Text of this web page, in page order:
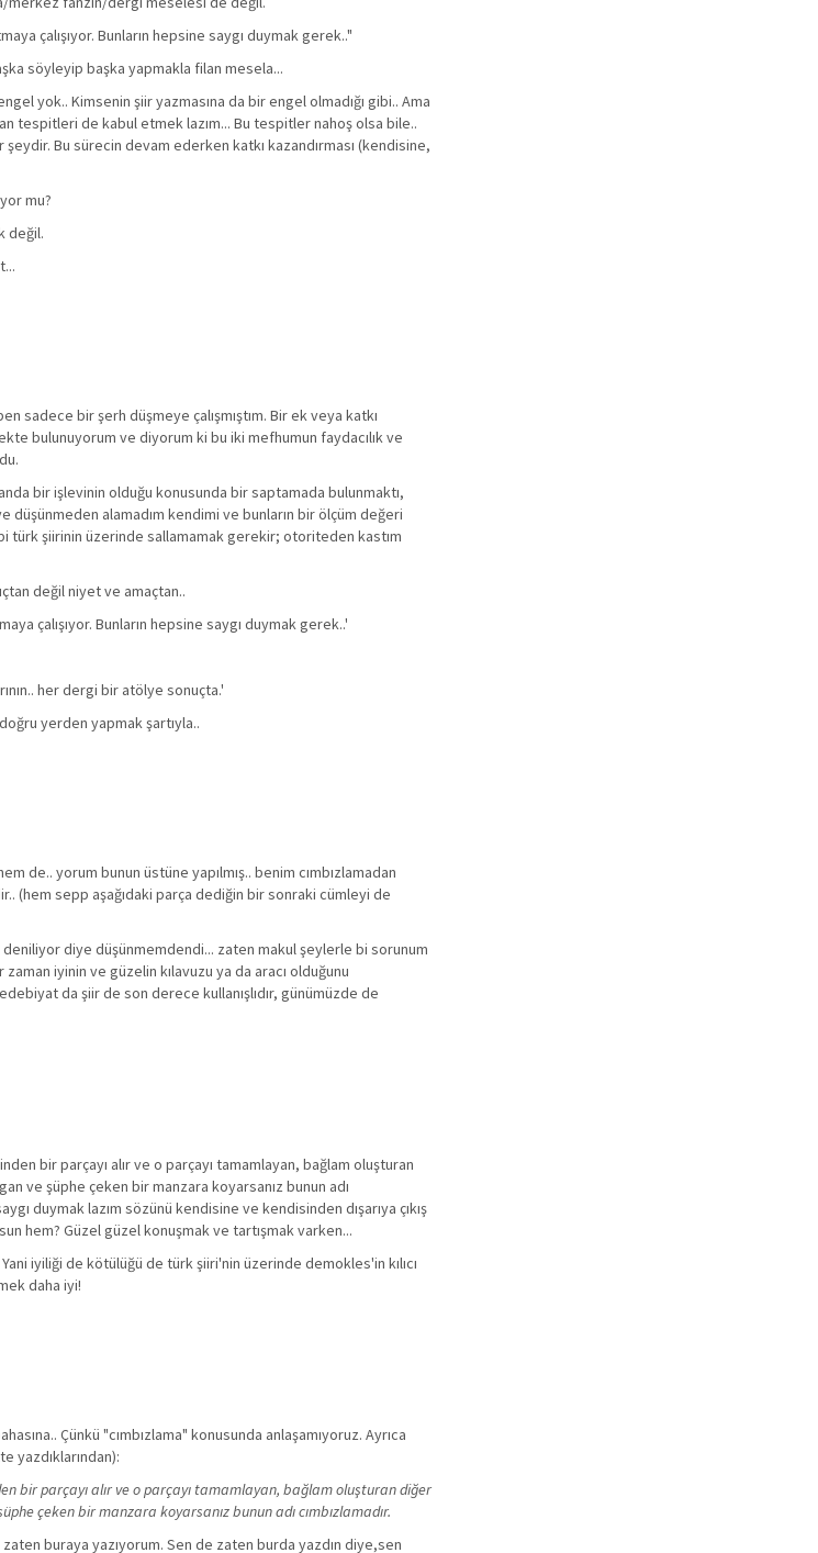
çalışıyor. Bunların hepsine saygı duymak gerek.."
söyleyip başka yapmakla filan mesela...
yok.. Kimsenin şiir yazmasına da bir engel olmadığı gibi.. Ama
tespitleri de kabul etmek lazım... Bu tespitler nahoş olsa bile..
Bu sürecin devam ederken katkı kazandırması (kendisine,
mu?
değil.
sadece bir şerh düşmeye çalışmıştım. Bir ek veya katkı
bulunuyorum ve diyorum ki bu iki mefhumun faydacılık ve
bir işlevinin olduğu konusunda bir saptamada bulunmaktı,
alamadım kendimi ve bunların bir ölçüm değeri
türk şiirinin üzerinde sallamamak gerekir; otoriteden kastım
değil niyet ve amaçtan..
çalışıyor. Bunların hepsine saygı duymak gerek..'
her dergi bir atölye sonuçta.'
yerden yapmak şartıyla..
de.. yorum bunun üstüne yapılmış.. benim cımbızlamadan
(hem sepp aşağıdaki parça dediğin bir sonraki cümleyi de
deniliyor diye düşünmemdendi... zaten makul şeylerle bi sorunum
iyinin ve güzelin kılavuzu ya da aracı olduğunu
da şiir de son derece kullanışlıdır, günümüzde de
bir parçayı alır ve o parçayı tamamlayan, bağlam oluşturan
ve şüphe çeken bir manzara koyarsanız bunun adı
duymak lazım sözünü kendisine ve kendisinden dışarıya çıkış
hem? Güzel güzel konuşmak ve tartışmak varken...
iyiliği de kötülüğü de türk şiiri'nin üzerinde demokles'in kılıcı
daha iyi!
Çünkü "cımbızlama" konusunda anlaşamıyoruz. Ayrıca
yazdıklarından):
bir parçayı alır ve o parçayı tamamlayan, bağlam oluşturan diğer
çeken bir manzara koyarsanız bunun adı cımbızlamadır.
buraya yazıyorum. Sen de zaten burda yazdın diye,sen